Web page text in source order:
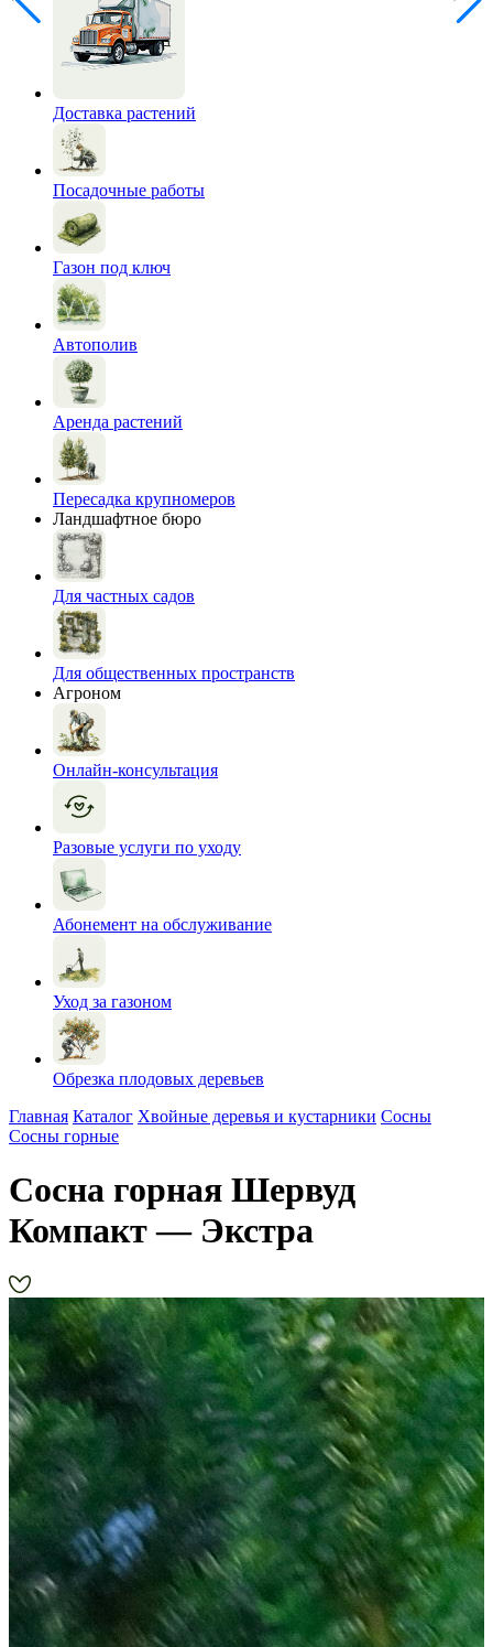
Доставка растений
Посадочные работы
Газон под ключ
Автополив
Аренда растений
Пересадка крупномеров
Ландшафтное бюро
Для частных садов
Для общественных пространств
Агроном
Онлайн-консультация
Разовые услуги по уходу
Абонемент на обслуживание
Уход за газоном
Обрезка плодовых деревьев
Главная Каталог Хвойные деревья и кустарники Сосны
Сосны горные
Сосна горная Шервуд
Компакт — Экстра